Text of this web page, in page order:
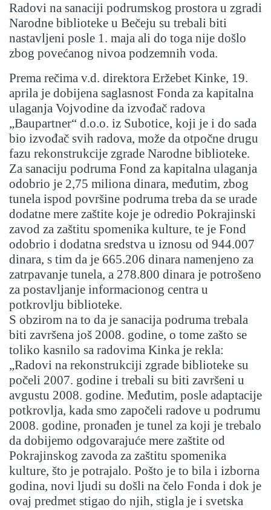
Radovi na sanaciji podrumskog prostora u zgradi
Narodne biblioteke u Bečeju su trebali biti
nastavljeni posle 1. maja ali do toga nije došlo
zbog povećanog nivoa podzemnih voda.
Prema rečima v.d. direktora Eržebet Kinke, 19.
aprila je dobijena saglasnost Fonda za kapitalna
ulaganja Vojvodine da izvođač radova
„Baupartner“ d.o.o. iz Subotice, koji je i do sada
bio izvođač svih radova, može da otpočne drugu
fazu rekonstrukcije zgrade Narodne biblioteke.
Za sanaciju podruma Fond za kapitalna ulaganja
odobrio je 2,75 miliona dinara, međutim, zbog
tunela ispod površine podruma treba da se urade
dodatne mere zaštite koje je odredio Pokrajinski
zavod za zaštitu spomenika kulture, te je Fond
odobrio i dodatna sredstva u iznosu od 944.007
dinara, s tim da je 665.206 dinara namenjeno za
zatrpavanje tunela, a 278.800 dinara je potrošeno
za postavljanje informacionog centra u
potkrovlju biblioteke.
S obzirom na to da je sanacija podruma trebala
biti završena još 2008. godine, o tome zašto se
toliko kasnilo sa radovima Kinka je rekla:
„Radovi na rekonstrukciji zgrade biblioteke su
počeli 2007. godine i trebali su biti završeni u
avgustu 2008. godine. Međutim, posle adaptacije
potkrovlja, kada smo započeli radove u podrumu
2008. godine, pronađen je tunel za koji je trebalo
da dobijemo odgovarajuće mere zaštite od
Pokrajinskog zavoda za zaštitu spomenika
kulture, što je potrajalo. Pošto je to bila i izborna
godina, novi ljudi su došli na čelo Fonda i dok je
ovaj predmet stigao do njih, stigla je i svetska